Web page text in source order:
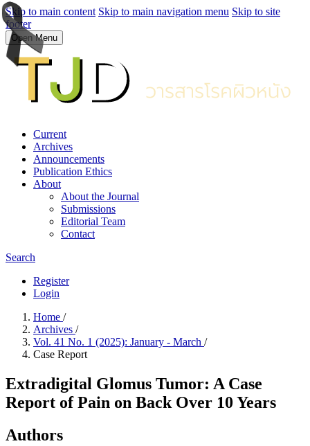
Skip to main content Skip to main navigation menu Skip to site
footer
Open Menu
Current
Archives
Announcements
Publication Ethics
About
About the Journal
Submissions
Editorial Team
Contact
Search
Register
Login
Home /
Archives /
Vol. 41 No. 1 (2025): January - March /
Case Report
Extradigital Glomus Tumor: A Case
Report of Pain on Back Over 10 Years
Authors